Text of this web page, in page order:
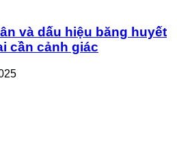
và dấu hiệu băng huyết
cần cảnh giác